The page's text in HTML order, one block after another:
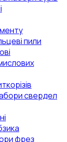
пили
свердел
фрез